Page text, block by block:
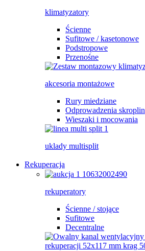
klimatyzatory
Ścienne
Sufitowe / kasetonowe
Podstropowe
Przenośne
akcesoria montażowe
Rury miedziane
Odprowadzenia skroplin
Wieszaki i mocowania
uklady multisplit
Rekuperacja
rekuperatory
Ścienne / stojące
Sufitowe
Decentralne